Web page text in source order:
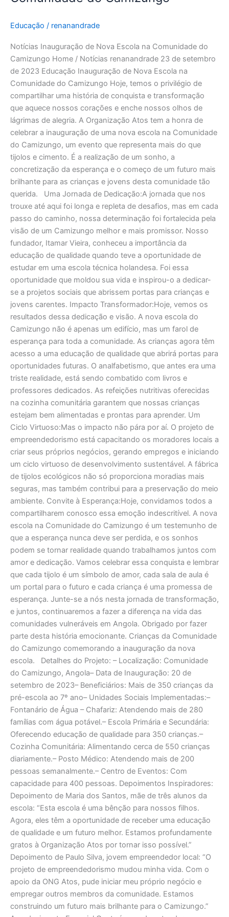
Educação / renanandrade
Notícias Inauguração de Nova Escola na Comunidade do
Camizungo Home / Notícias renanandrade 23 de setembro
de 2023 Educação Inauguração de Nova Escola na
Comunidade do Camizungo Hoje, temos o privilégio de
compartilhar uma história de conquista e transformação
que aquece nossos corações e enche nossos olhos de
lágrimas de alegria. A Organização Atos tem a honra de
celebrar a inauguração de uma nova escola na Comunidade
do Camizungo, um evento que representa mais do que
tijolos e cimento. É a realização de um sonho, a
concretização da esperança e o começo de um futuro mais
brilhante para as crianças e jovens desta comunidade tão
querida. Uma Jornada de Dedicação:A jornada que nos
trouxe até aqui foi longa e repleta de desafios, mas em cada
passo do caminho, nossa determinação foi fortalecida pela
visão de um Camizungo melhor e mais promissor. Nosso
fundador, Itamar Vieira, conheceu a importância da
educação de qualidade quando teve a oportunidade de
estudar em uma escola técnica holandesa. Foi essa
oportunidade que moldou sua vida e inspirou-o a dedicar-
se a projetos sociais que abrissem portas para crianças e
jovens carentes. Impacto Transformador:Hoje, vemos os
resultados dessa dedicação e visão. A nova escola do
Camizungo não é apenas um edifício, mas um farol de
esperança para toda a comunidade. As crianças agora têm
acesso a uma educação de qualidade que abrirá portas para
oportunidades futuras. O analfabetismo, que antes era uma
triste realidade, está sendo combatido com livros e
professores dedicados. As refeições nutritivas oferecidas
na cozinha comunitária garantem que nossas crianças
estejam bem alimentadas e prontas para aprender. Um
Ciclo Virtuoso:Mas o impacto não pára por aí. O projeto de
empreendedorismo está capacitando os moradores locais a
criar seus próprios negócios, gerando empregos e iniciando
um ciclo virtuoso de desenvolvimento sustentável. A fábrica
de tijolos ecológicos não só proporciona moradias mais
seguras, mas também contribui para a preservação do meio
ambiente. Convite à Esperança:Hoje, convidamos todos a
compartilharem conosco essa emoção indescritível. A nova
escola na Comunidade do Camizungo é um testemunho de
que a esperança nunca deve ser perdida, e os sonhos
podem se tornar realidade quando trabalhamos juntos com
amor e dedicação. Vamos celebrar essa conquista e lembrar
que cada tijolo é um símbolo de amor, cada sala de aula é
um portal para o futuro e cada criança é uma promessa de
esperança. Junte-se a nós nesta jornada de transformação,
e juntos, continuaremos a fazer a diferença na vida das
comunidades vulneráveis em Angola. Obrigado por fazer
parte desta história emocionante. Crianças da Comunidade
do Camizungo comemorando a inauguração da nova
escola. Detalhes do Projeto: – Localização: Comunidade
do Camizungo, Angola– Data de Inauguração: 20 de
setembro de 2023– Beneficiários: Mais de 350 crianças da
pré-escola ao 7º ano– Unidades Sociais Implementadas:–
Fontanário de Água – Chafariz: Atendendo mais de 280
famílias com água potável.– Escola Primária e Secundária:
Oferecendo educação de qualidade para 350 crianças.–
Cozinha Comunitária: Alimentando cerca de 550 crianças
diariamente.– Posto Médico: Atendendo mais de 200
pessoas semanalmente.– Centro de Eventos: Com
capacidade para 400 pessoas. Depoimentos Inspiradores:
Depoimento de Maria dos Santos, mãe de três alunos da
escola: “Esta escola é uma bênção para nossos filhos.
Agora, eles têm a oportunidade de receber uma educação
de qualidade e um futuro melhor. Estamos profundamente
gratos à Organização Atos por tornar isso possível.”
Depoimento de Paulo Silva, jovem empreendedor local: “O
projeto de empreendedorismo mudou minha vida. Com o
apoio da ONG Atos, pude iniciar meu próprio negócio e
empregar outros membros da comunidade. Estamos
construindo um futuro mais brilhante para o Camizungo.”